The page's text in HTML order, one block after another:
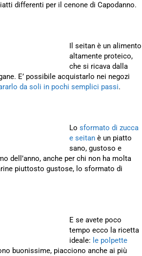
differenti per il cenone di Capodanno.
Il seitan è un alimento
altamente proteico,
che si ricava dalla
E’ possibile acquistarlo nei negozi
da soli in pochi semplici passi.
Lo sformato di zucca
e seitan è un piatto
sano, gustoso e
dell’anno, anche per chi non ha molta
piuttosto gustose, lo sformato di
E se avete poco
tempo ecco la ricetta
ideale: le polpette
buonissime, piacciono anche ai più